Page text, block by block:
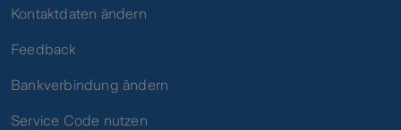
Kontaktdaten ändern
Feedback
Bankverbindung ändern
Service Code nutzen